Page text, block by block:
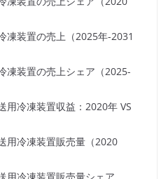
凍装置の売上（2025年-2031
凍装置の売上シェア（2025-
用冷凍装置収益：2020年 VS
用冷凍装置販売量（2020